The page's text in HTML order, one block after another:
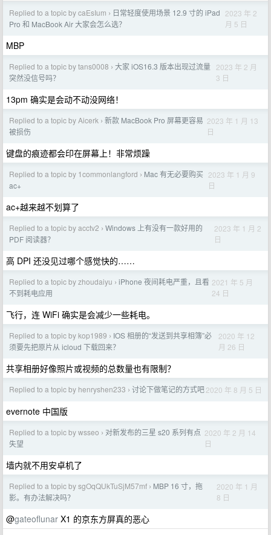
Replied to a topic by caEsIum › 日常轻度使用场景 12.9 寸的 iPad
Pro 和 MacBook Air 大家会怎么选？
2023 年 2
月 5 日
MBP
Replied to a topic by tans0008 › 大家 iOS16.3 版本出现过流量
突然没信号吗？
2023 年 2 月
3 日
13pm 确实是会动不动没网络！
Replied to a topic by Aicerk › 新款 MacBook Pro 屏幕更容易
被损伤
2023 年 1 月 13
日
键盘的痕迹都会印在屏幕上！非常烦躁
Replied to a topic by 1commonlangford › Mac 有无必要购买
ac+
2023 年 1 月 9
日
ac+越来越不划算了
Replied to a topic by acctv2 › Windows 上有没有一款好用的
PDF 阅读器？
2023 年 1 月 2
日
高 DPI 还没见过哪个感觉快的……
Replied to a topic by zhoudaiyu › iPhone 夜间耗电严重，且看
不到耗电应用
2021 年 5 月
24 日
飞行，连 WiFi 确实是会减少一些耗电。
Replied to a topic by kop1989 › IOS 相册的“发送到共享相簿”必
须要先把原片从 icloud 下载回来？
2020 年 12
月 26 日
共享相册好像照片或视频的总数量也有限制？
Replied to a topic by henryshen233 › 讨论下做笔记的方式吧2020 年 8 月 5 日
evernote 中国版
Replied to a topic by wsseo › 对新发布的三星 s20 系列有点
失望
2020 年 2 月 14
日
墙内就不用安卓机了
Replied to a topic by sgOqQUkTuSjM57mf › MBP 16 寸，拖
影。有办法解决吗？
2020 年 1 月
8 日
@gateoflunar X1 的京东方屏真的恶心